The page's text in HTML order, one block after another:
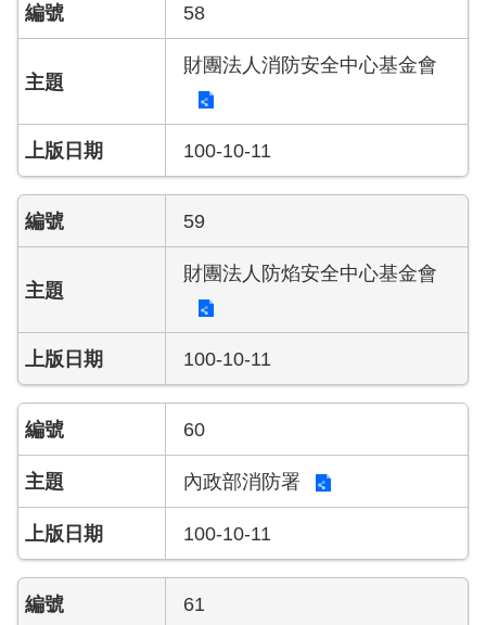
58
財團法人消防安全中心基金會
100-10-11
59
財團法人防焰安全中心基金會
100-10-11
60
內政部消防署
100-10-11
61